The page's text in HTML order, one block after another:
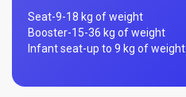
Seat-9-18 kg of weight
Booster-15-36 kg of weight
Infant seat-up to 9 kg of weight